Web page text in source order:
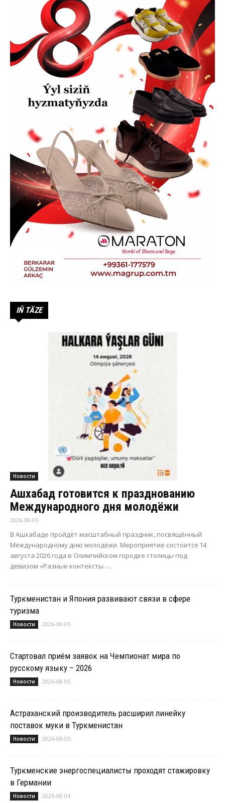
IŇ TÄZE
Новости
Ашхабад готовится к празднованию
Международного дня молодёжи
2026-08-05
В Ашхабаде пройдёт масштабный праздник, посвящённый
Международному дню молодёжи. Мероприятие состоится 14
августа 2026 года в Олимпийском городке столицы под
девизом «Разные контексты -...
Туркменистан и Япония развивают связи в сфере
туризма
Новости 2026-08-05
Стартовал приём заявок на Чемпионат мира по
русскому языку – 2026
Новости 2026-08-05
Астраханский производитель расширил линейку
поставок муки в Туркменистан
Новости 2026-08-05
Туркменские энергоспециалисты проходят стажировку
в Германии
Новости 2026-08-04